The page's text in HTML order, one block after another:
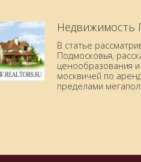
Недвижимость
В статье
Подмосковья,
ценообразования
москвичей по
пределами